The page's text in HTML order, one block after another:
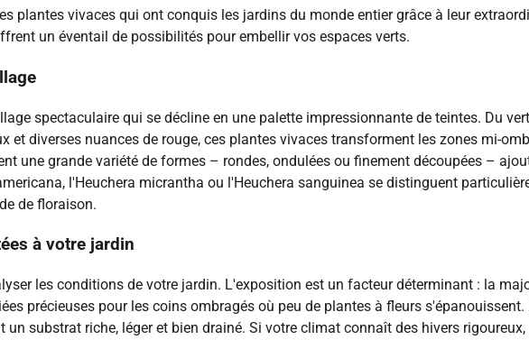
plantes vivaces qui ont conquis les jardins du monde entier grâce à leur
un éventail de possibilités pour embellir vos espaces verts.
spectaculaire qui se décline en une palette impressionnante de teintes. Du
diverses nuances de rouge, ces plantes vivaces transforment les zones mi-
une grande variété de formes – rondes, ondulées ou finement découpées –
l'Heuchera micrantha ou l'Heuchera sanguinea se distinguent
de floraison.
à votre jardin
les conditions de votre jardin. L'exposition est un facteur déterminant : la
précieuses pour les coins ombragés où peu de plantes à fleurs
substrat riche, léger et bien drainé. Si votre climat connaît des hivers